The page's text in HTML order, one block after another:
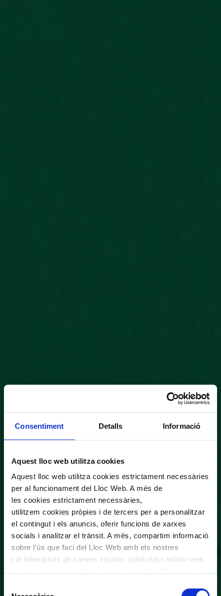
Consentiment Detalls Informació
Aquest lloc web utilitza cookies
Aquest lloc web utilitza cookies estrictament necessàries
per al funcionament del Lloc Web. A més de
les cookies estrictament necessàries,
utilitzem cookies pròpies i de tercers per a personalitzar
el contingut i els anuncis, oferir funcions de xarxes
socials i analitzar el trànsit. A més, compartim informació
sobre l'ús que faci del Lloc Web amb els nostres
col·laboradors de xarxes socials, publicitat i anàlisi web,